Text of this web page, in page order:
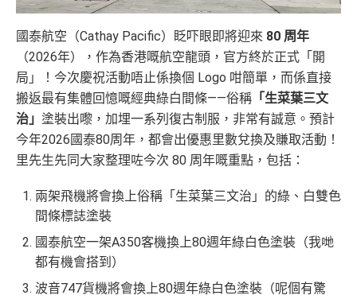
國泰航空（Cathay Pacific）眨吓眼即將迎來 80 周年
（2026年），作為香港嘅航空龍頭，官方終於正式「開
局」！今次慶祝活動唔止係換個 Logo 咁簡單，而係直接
搬返最有集體回憶嘅經典綠白間條——俗稱 「生菜葉三文
治」 塗裝出嚟，加埋一系列復古制服，非常有誠意。預計
今年2026國泰80周年，都會出優惠里數兌換及賺取活動！
里先生先同大家整理咗今次 80 周年嘅重點，包括：
兩架飛機將會換上俗稱「生菜葉三文治」的綠、白雙色
間條標誌塗裝
國泰航空一架A350客機換上80週年綠白色塗裝（我哋
都有機會搭到）
波音747貨機將會換上80週年綠白色塗裝（呢個有驚